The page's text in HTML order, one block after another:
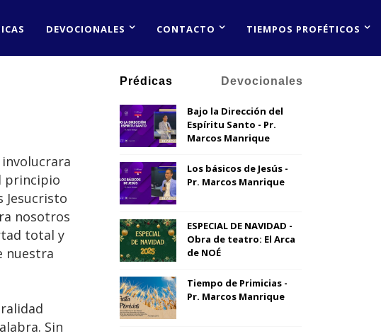
DEVOCIONALES CONTACTO TIEMPOS PROFÉTICOS
principio
Jesucristo
nosotros
total y
nuestra
Sin
Prédicas Devocionales
Bajo la Dirección del
Espíritu Santo - Pr.
Marcos Manrique
Los básicos de Jesús -
Pr. Marcos Manrique
ESPECIAL DE NAVIDAD -
Obra de teatro: El Arca
de NOÉ
Tiempo de Primicias -
Pr. Marcos Manrique